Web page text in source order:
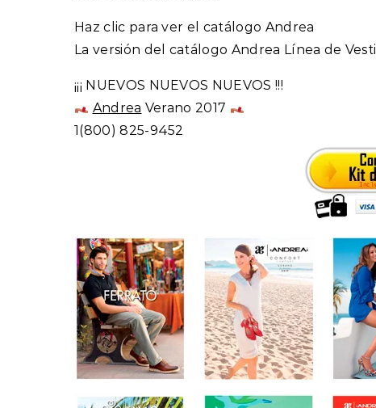
Haz clic para ver el catálogo Andrea
La versión del catálogo Andrea Línea de
¡¡¡ NUEVOS NUEVOS NUEVOS !!!
Andrea Verano 2017
1(800) 825-9452